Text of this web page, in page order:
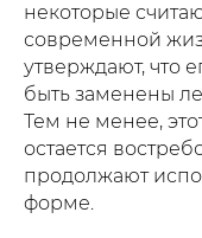
некоторые
современной
утверждают, что
быть заменены
Тем не менее,
остается
продолжают
форме.